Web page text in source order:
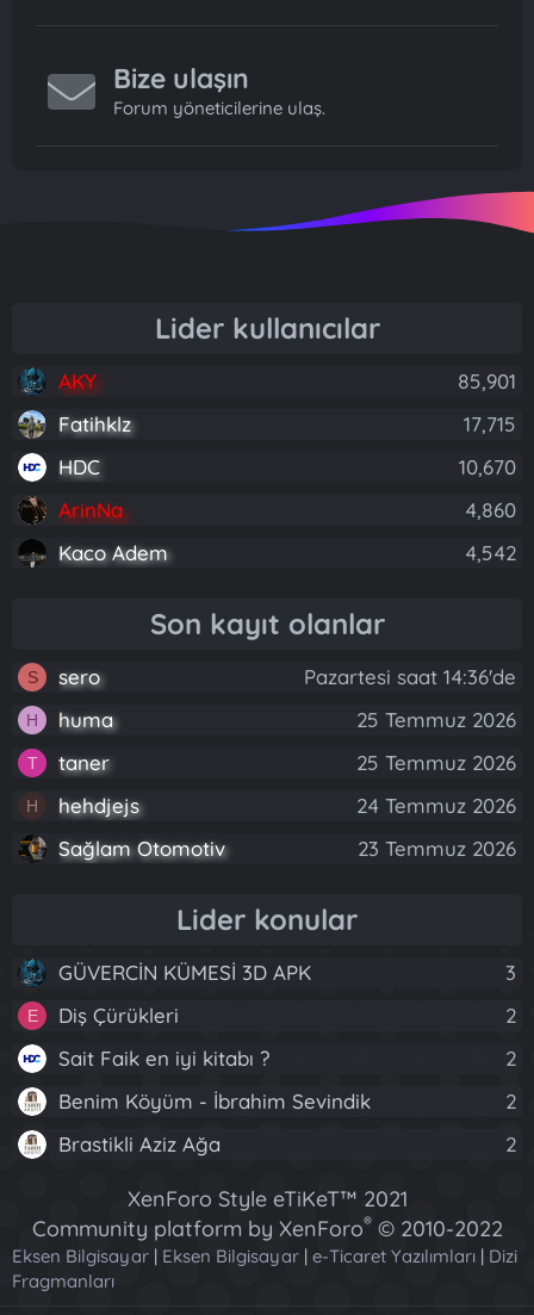
Bize ulaşın
Forum yöneticilerine ulaş.
Lider kullanıcılar
AKY
85,901
Fatihklz
17,715
HDC
10,670
ArinNa
4,860
Kaco Adem
4,542
Son kayıt olanlar
S sero Pazartesi saat 14:36'de
H huma 25 Temmuz 2026
T taner 25 Temmuz 2026
H hehdjejs
24 Temmuz 2026
Sağlam Otomotiv
23 Temmuz 2026
Lider konular
GÜVERCİN KÜMESİ 3D APK 3
E Diş Çürükleri
2
Sait Faik en iyi kitabı ?
2
Benim Köyüm - İbrahim Sevindik
2
Brastikli Aziz Ağa
2
XenForo Style eTiKeT™ 2021
Community platform by XenForo® © 2010-2022
XenForo Ltd.
[XGT] Forum statistics system
Eksen Bilgisayar | Eksen Bilgisayar | e-Ticaret Yazılımları | Dizi
Fragmanları